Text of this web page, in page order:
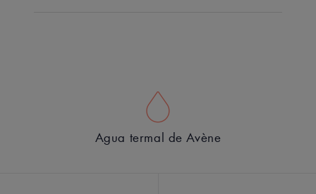
Agua termal de Avène